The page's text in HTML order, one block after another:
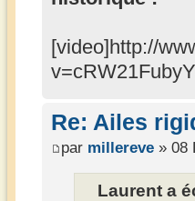
[video]http://
Re: Ailes
par millereve » 08
Laurent a